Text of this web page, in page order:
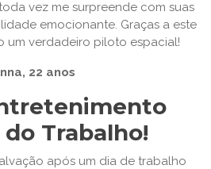
vez me surpreende com suas
emocionante. Graças a este
um verdadeiro piloto espacial!
22 anos
Trabalho!
após um dia de trabalho